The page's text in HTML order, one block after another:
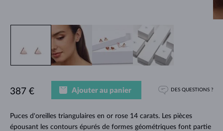
Puces d'oreilles triangulaires en or rose 14 carats. Les pièces
épousant les contours épurés de formes géométriques font partie
387 € Ajouter au panier DES QUESTIONS ?